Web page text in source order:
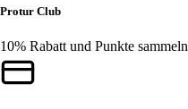
Protur Club
10% Rabatt und Punkte sammeln